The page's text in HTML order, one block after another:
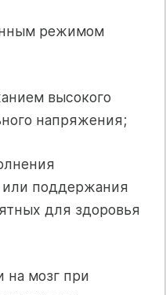
режимом
высокого
напряжения;
поддержания
для здоровья
на мозг при